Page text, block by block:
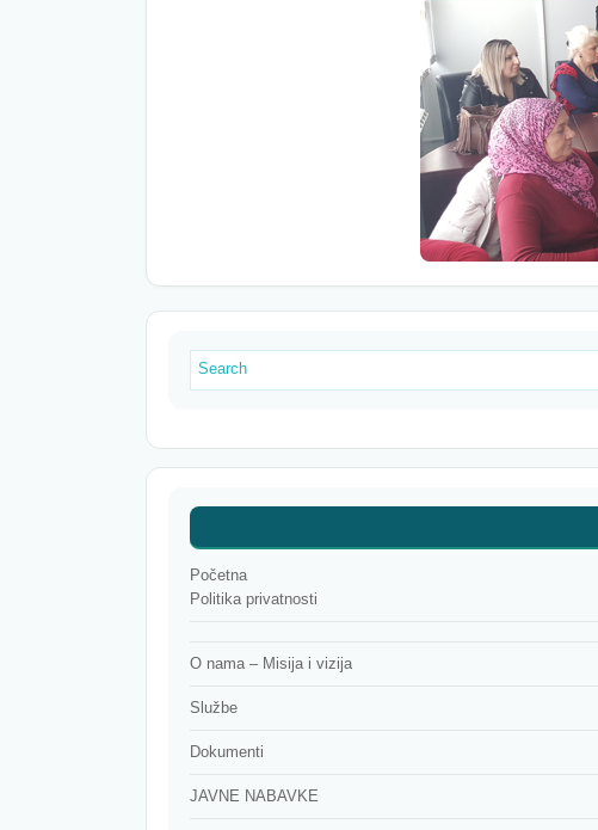
Početna
Politika privatnosti
O nama – Misija i vizija
Službe
Dokumenti
JAVNE NABAVKE